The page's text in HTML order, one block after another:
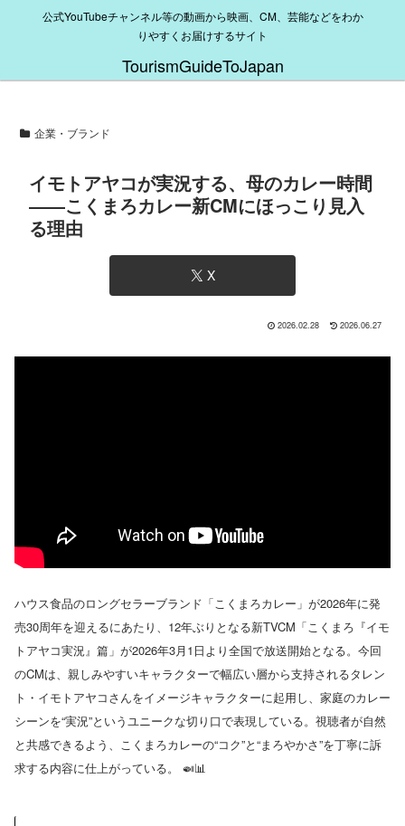
公式YouTubeチャンネル等の動画から映画、CM、芸能などをわか
りやすくお届けするサイト
TourismGuideToJapan
企業・ブランド
イモトアヤコが実況する、母のカレー時間
――こくまろカレー新CMにほっこり見入
る理由
X
2026.02.28 2026.06.27
ハウス食品のロングセラーブランド「こくまろカレー」が2026年に発
売30周年を迎えるにあたり、12年ぶりとなる新TVCM「こくまろ『イモ
トアヤコ実況』篇」が2026年3月1日より全国で放送開始となる。今回
のCMは、親しみやすいキャラクターで幅広い層から支持されるタレン
ト・イモトアヤコさんをイメージキャラクターに起用し、家庭のカレー
シーンを“実況”というユニークな切り口で表現している。視聴者が自然
と共感できるよう、こくまろカレーの“コク”と“まろやかさ”を丁寧に訴
求する内容に仕上がっている。 🍛📊